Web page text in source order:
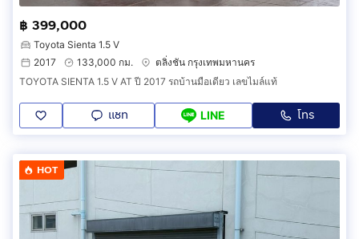
฿ 399,000
Toyota Sienta 1.5 V
2017
133,000 กม.
ตลิ่งชัน กรุงเทพมหานคร
TOYOTA SIENTA 1.5 V AT ปี 2017 รถบ้านมือเดียว เลขไมล์แท้
แชท LINE โทร
HOT